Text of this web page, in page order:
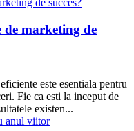
de marketing de
este esentiala pentru
Fie ca esti la inceput de
existen...